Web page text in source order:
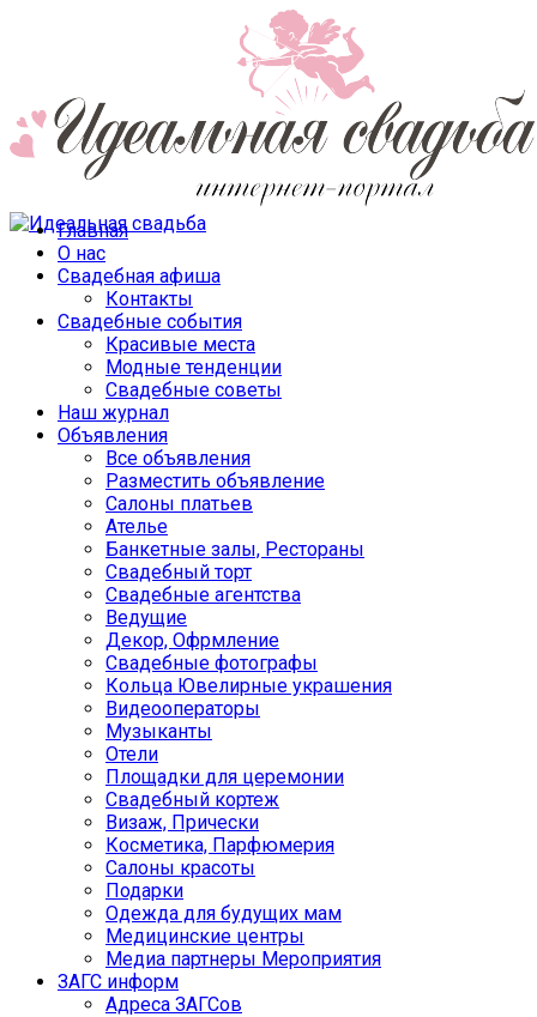
Главная
О нас
Свадебная афиша
Контакты
Свадебные события
Красивые места
Модные тенденции
Свадебные советы
Наш журнал
Объявления
Все объявления
Разместить объявление
Салоны платьев
Ателье
Банкетные залы, Рестораны
Свадебный торт
Свадебные агентства
Ведущие
Декор, Офрмление
Свадебные фотографы
Кольца Ювелирные украшения
Видеооператоры
Музыканты
Отели
Площадки для церемонии
Свадебный кортеж
Визаж, Прически
Косметика, Парфюмерия
Салоны красоты
Подарки
Одежда для будущих мам
Медицинские центры
Медиа партнеры Мероприятия
ЗАГС информ
Адреса ЗАГСов